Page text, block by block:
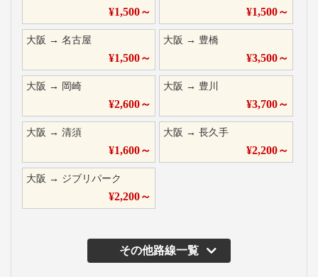
¥1,500～ ¥1,500～
大阪 → 名古屋
¥1,500～
大阪 → 豊橋
¥3,500～
大阪 → 岡崎
¥2,600～
大阪 → 豊川
¥3,700～
大阪 → 清須
¥1,600～
大阪 →長久手
¥2,200～
大阪 → ジブリパーク
¥2,200～
その他路線一覧